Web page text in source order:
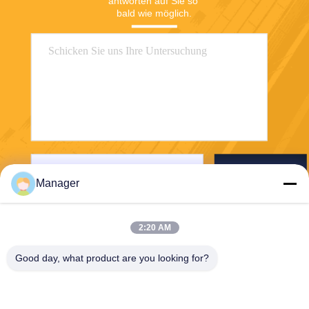
bald wie möglich.
Manager
2:20 AM
Good day, what product are you looking for?